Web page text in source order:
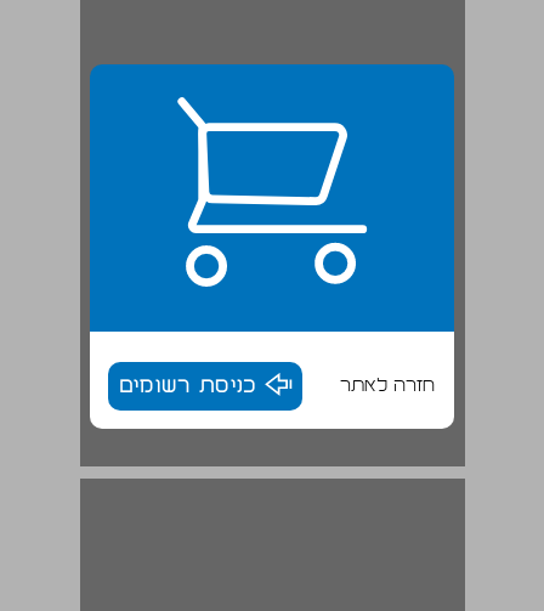
חזרה לאתר כניסת רשומים